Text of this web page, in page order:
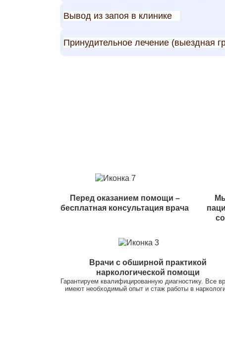
Вывод из запоя в клинике
Принудительное лечение (выездная
Перед оказанием помощи –
бесплатная консультация врача
Врачи с обширной практикой
наркологической помощи
Гарантируем квалифицированную диагностику. Все
имеют необходимый опыт и стаж работы в